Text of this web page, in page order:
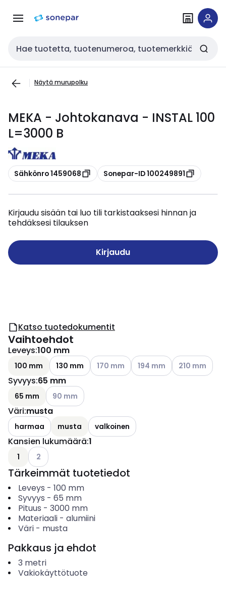
navigointiinsisältöön
Haku
Näytä murupolku
MEKA - Johtokanava - INSTAL 100
L=3000 B
Kopioi
Sähkönro 1459068 Kopioi
Sonepar-ID 100249891
Kirjaudu sisään tai luo tili tarkistaaksesi hinnan ja
tehdäksesi tilauksen
Kirjaudu
Katso tuotedokumentit
Vaihtoehdot
Leveys:100 mm
100 mm 130 mm Katso käytettävissä olevat
170 mm Katso käytettävissä
194 mm Katso
210 mm
Syvyys:65 mm
65 mm Katso käytettävissä olevat vaihtoehdot
90 mm
Väri:musta
harmaa musta valkoinen
Kansien lukumäärä:1
1 Katso käytettävissä olevat vaihtoehdot
2
Tärkeimmät tuotetiedot
Leveys - 100 mm
Syvyys - 65 mm
Pituus - 3000 mm
Materiaali- alumiini
Väri- musta
Pakkaus ja ehdot
3 metri
Vakiokäyttötuote